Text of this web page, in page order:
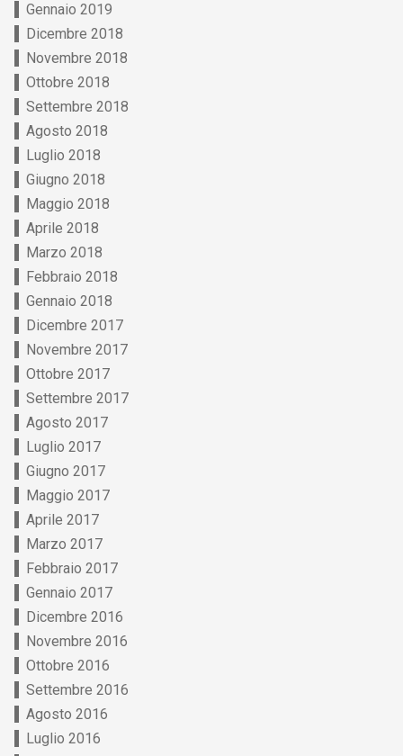
Gennaio 2019
Dicembre 2018
Novembre 2018
Ottobre 2018
Settembre 2018
Agosto 2018
Luglio 2018
Giugno 2018
Maggio 2018
Aprile 2018
Marzo 2018
Febbraio 2018
Gennaio 2018
Dicembre 2017
Novembre 2017
Ottobre 2017
Settembre 2017
Agosto 2017
Luglio 2017
Giugno 2017
Maggio 2017
Aprile 2017
Marzo 2017
Febbraio 2017
Gennaio 2017
Dicembre 2016
Novembre 2016
Ottobre 2016
Settembre 2016
Agosto 2016
Luglio 2016